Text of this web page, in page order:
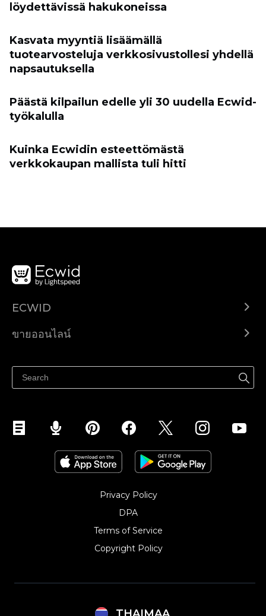
löydettävissä hakukoneissa
Kasvata myyntiä lisäämällä
tuotearvosteluja verkkosivustollesi yhdellä
napsautuksella
Päästä kilpailun edelle yli 30 uudella Ecwid-
työkalulla
Kuinka Ecwidin esteettömästä
verkkokaupan mallista tuli hitti
ECWID
ราคา
ขายออนไลน์
ขายบนเฟสบุ๊ค
Privacy Policy
DPA
Terms of Service
Copyright Policy‎